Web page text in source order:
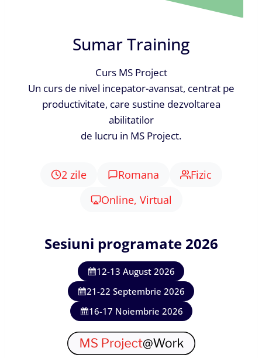
Sumar Training
Curs MS Project
Un curs de nivel incepator-avansat, centrat pe
productivitate, care sustine dezvoltarea
abilitatilor
de lucru in MS Project.
2 zile Romana
Fizic
Online, Virtual
Sesiuni programate 2026
12-13 August 2026
21-22 Septembrie 2026
16-17 Noiembrie 2026